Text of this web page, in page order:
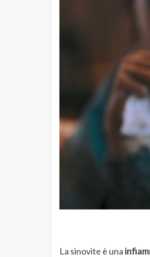
La sinovite è una